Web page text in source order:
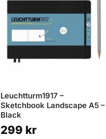
Leuchtturm1917 –
Sketchbook Landscape A5 –
Black
299 kr